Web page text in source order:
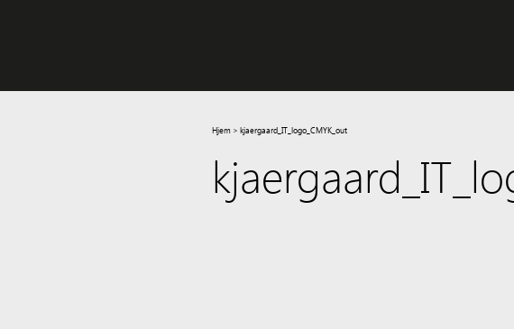
Hjem > kjaergaard_IT_logo_CMYK_out